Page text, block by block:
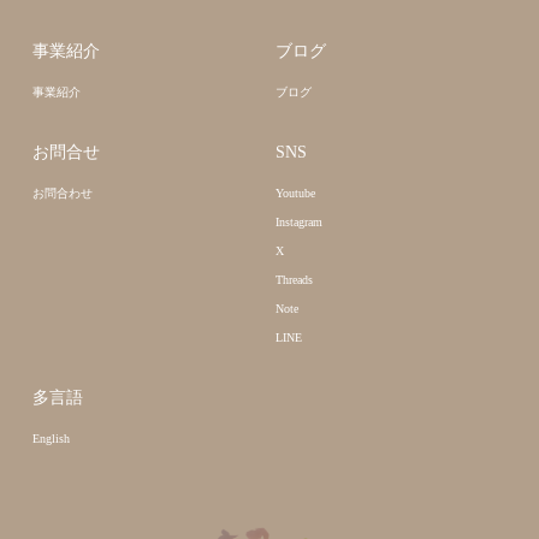
事業紹介
事業紹介
ブログ
ブログ
お問合せ
お問合わせ
SNS
Youtube
Instagram
X
Threads
Note
LINE
多言語
English